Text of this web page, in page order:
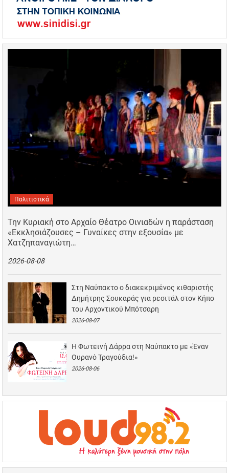
Πολιτιστικά
Την Κυριακή στο Αρχαίο Θέατρο Οινιαδών η παράσταση
«Εκκλησιάζουσες – Γυναίκες στην εξουσία» με
Χατζηπαναγιώτη…
2026-08-08
Στη Ναύπακτο ο διακεκριμένος κιθαριστής
Δημήτρης Σουκαράς για ρεσιτάλ στον Κήπο
του Αρχοντικού Μπότσαρη
2026-08-07
Η Φωτεινή Δάρρα στη Ναύπακτο με «Έναν
Ουρανό Τραγούδια!»
2026-08-06